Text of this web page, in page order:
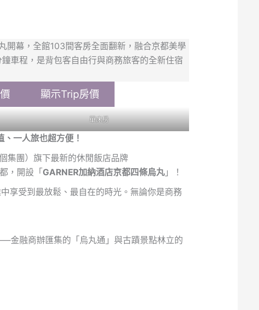
開幕，全館103間客房全面翻新，融合京都美學
車程，是背包客自由行與商務旅客的全新住宿
顯示Trip房價
單床房
一人旅也超方便！
集團）旗下最新的休閒飯店品牌
，開設「 GARNER加納酒店京都四條烏丸 」！
享受到最放鬆、最自在的時光。無論你是商務
金融商辦匯集的「烏丸通」與古蹟景點林立的